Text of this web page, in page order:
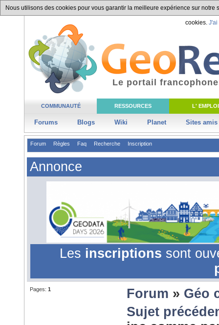
Nous utilisons des cookies pour vous garantir la meilleure expérience sur
cookies. J'ai
COMMUNAUTÉ RESSOURCES L' EMPLOI
Forums Blogs Wiki Planet Sites amis
Le portail
Forum Règles Faq Recherche Inscription
Annonce
Les inscriptions sont
Pages: 1 Forum » Géo
Sujet